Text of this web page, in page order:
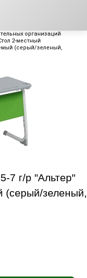
организаций
2-местный
(серый/зеленый,
7 г/р "Альтер"
зеленый,